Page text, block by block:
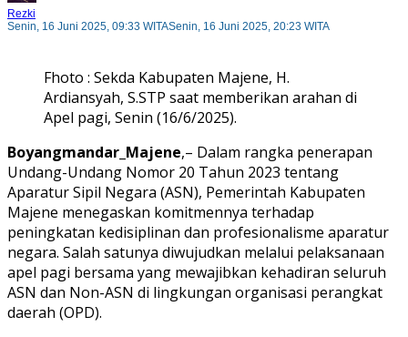
Rezki
Senin, 16 Juni 2025, 09:33 WITASenin, 16 Juni 2025, 20:23 WITA
Fhoto : Sekda Kabupaten Majene, H.
Ardiansyah, S.STP saat memberikan arahan di
Apel pagi, Senin (16/6/2025).
Boyangmandar_Majene,– Dalam rangka penerapan
Undang-Undang Nomor 20 Tahun 2023 tentang
Aparatur Sipil Negara (ASN), Pemerintah Kabupaten
Majene menegaskan komitmennya terhadap
peningkatan kedisiplinan dan profesionalisme aparatur
negara. Salah satunya diwujudkan melalui pelaksanaan
apel pagi bersama yang mewajibkan kehadiran seluruh
ASN dan Non-ASN di lingkungan organisasi perangkat
daerah (OPD).